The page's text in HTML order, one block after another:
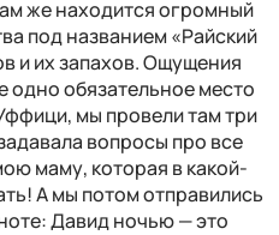
же находится огромный
под названием «Райский
и их запахов. Ощущения
обязательное место
мы провели там три
вопросы про все
маму, которая в какой-
А мы потом отправились
Давид ночью — это